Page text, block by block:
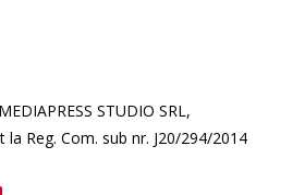
STUDIO SRL,
la Reg. Com. sub nr. J20/294/2014